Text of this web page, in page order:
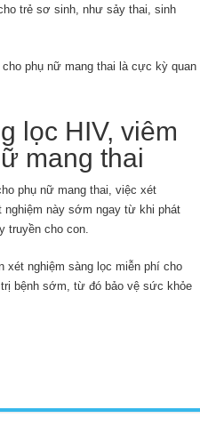
trẻ sơ sinh, như sảy thai, sinh
phụ nữ mang thai là cực kỳ quan
lọc HIV, viêm
mang thai
phụ nữ mang thai, việc xét
nghiệm này sớm ngay từ khi phát
truyền cho con.
xét nghiệm sàng lọc miễn phí cho
bệnh sớm, từ đó bảo vệ sức khỏe